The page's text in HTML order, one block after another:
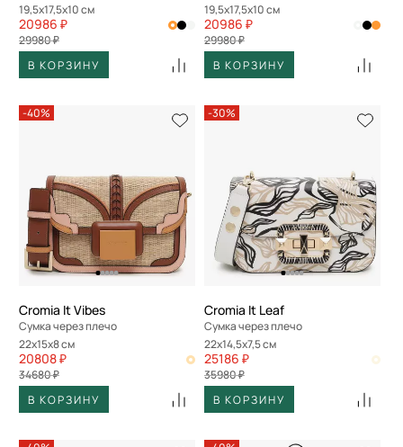
19,5x17,5x10 см
20986 ₽
29980 ₽
В КОРЗИНУ
19,5x17,5x10 см
20986 ₽
29980 ₽
В КОРЗИНУ
-40%
Cromia It Vibes
Сумка через плечо
22x15x8 см
20808 ₽
34680 ₽
В КОРЗИНУ
-30%
Cromia It Leaf
Сумка через плечо
22x14,5x7,5 см
25186 ₽
35980 ₽
В КОРЗИНУ